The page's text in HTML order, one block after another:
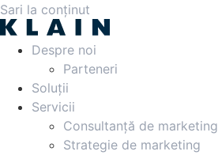
Sari la conținut
Despre noi
Parteneri
Soluții
Servicii
Consultanță de marketing
Strategie de marketing